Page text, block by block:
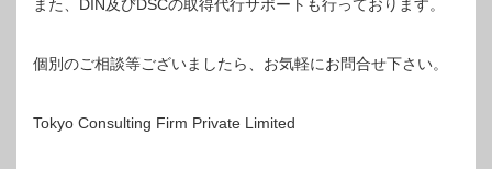
また、DIN及びDSCの取得代行サポートも行っております。
個別のご相談等ございましたら、お気軽にお問合せ下さい。
Tokyo Consulting Firm Private Limited